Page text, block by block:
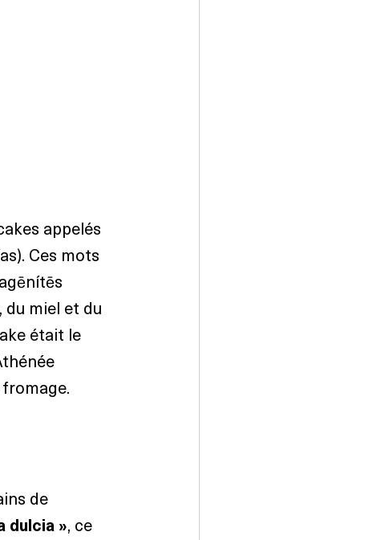
appelés
Ces mots
du miel et du
était le
de
dulcia », ce